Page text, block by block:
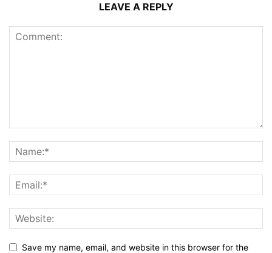
LEAVE A REPLY
Save my name, email, and website in this browser for the